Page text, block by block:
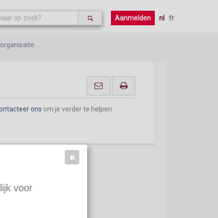
Aanmelden nl fr
ons om je verder te helpen.
ons om je verder te helpen.
voor